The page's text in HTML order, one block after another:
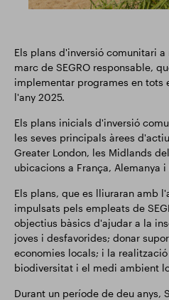
Els plans d'inversió comunitari
marc de SEGRO responsable,
implementar programes en tots
l'any 2025.
Els plans inicials d'inversió
les seves principals àrees
Greater London, les Midlands
ubicacions a França, Alemanya i
Els plans, que es lliuraran amb
impulsats pels empleats de
objectius bàsics d'ajudar a la
joves i desfavorides; donar
economies locals; i la
biodiversitat i el medi ambient
Durant un període de deu anys,